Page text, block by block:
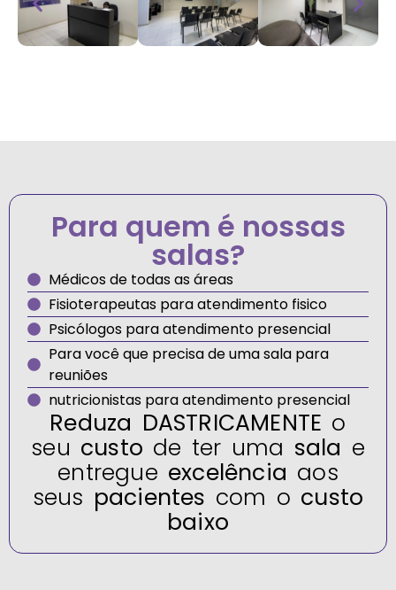
Para quem é nossas
salas?
Médicos de todas as áreas
Fisioterapeutas para atendimento fisico
Psicólogos para atendimento presencial
Para você que precisa de uma sala para
reuniões
nutricionistas para atendimento presencial
Reduza DASTRICAMENTE o
seu custo de ter uma sala e
entregue excelência aos
seus pacientes com o custo
baixo